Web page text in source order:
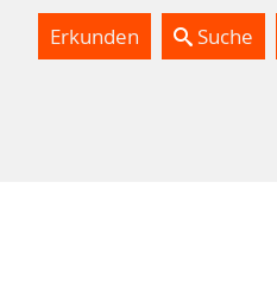
Erkunden Suche